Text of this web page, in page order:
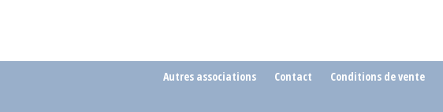
Autres associations Contact Conditions de vente